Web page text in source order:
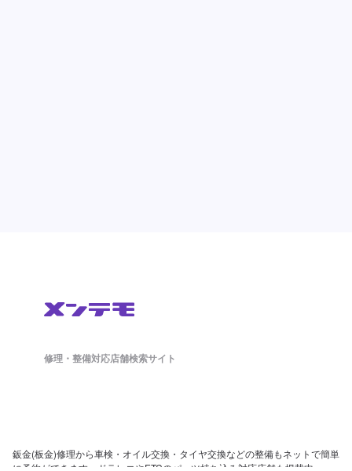
修理・整備対応店舗検索サイト
鈑金(板金)修理から車検・オイル交換・タイヤ交換などの整備もネットで簡単
に予約ができます。ドラレコやETCのパーツ持ち込み対応店舗も掲載中。